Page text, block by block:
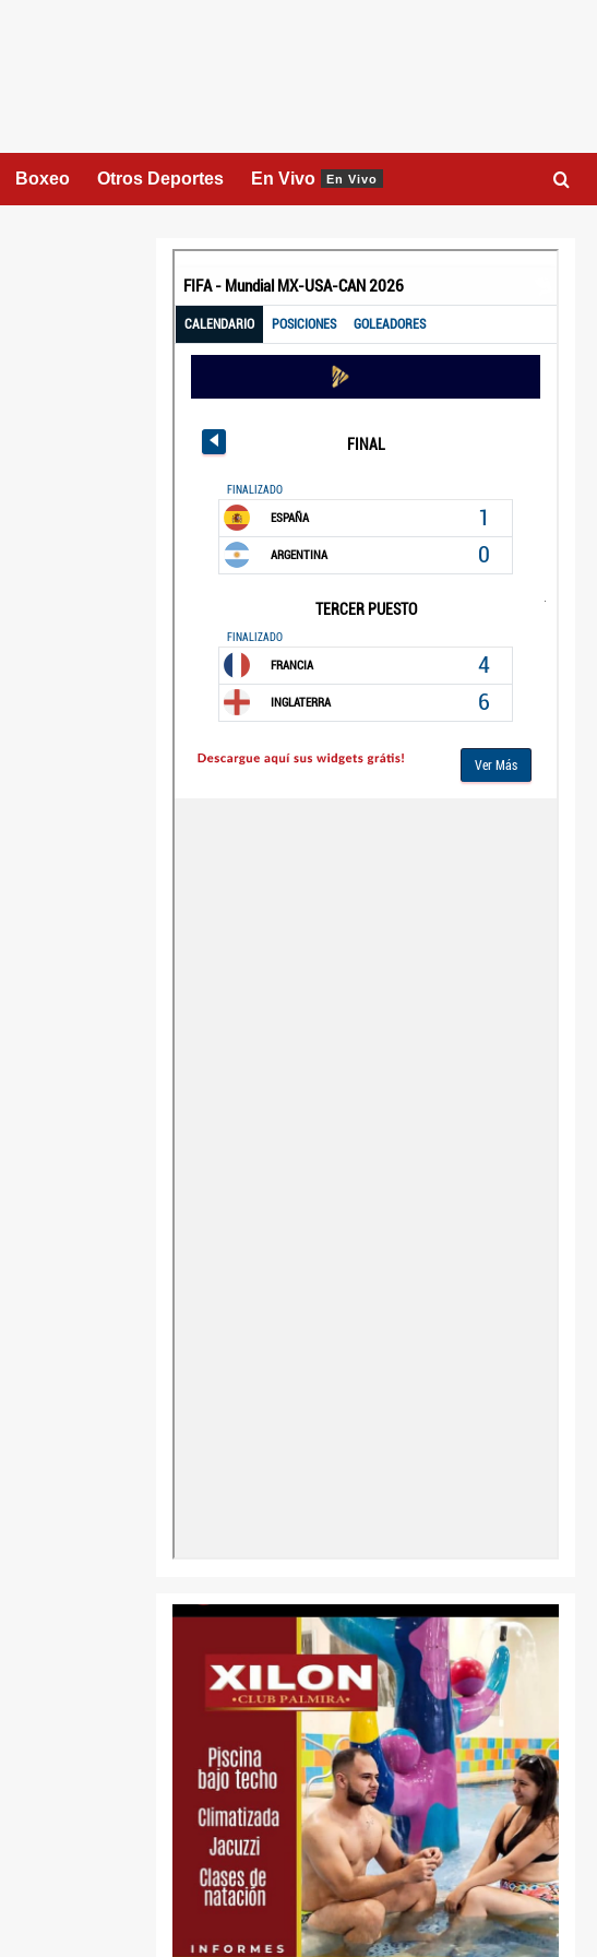
Boxeo Otros Deportes En Vivo En Vivo